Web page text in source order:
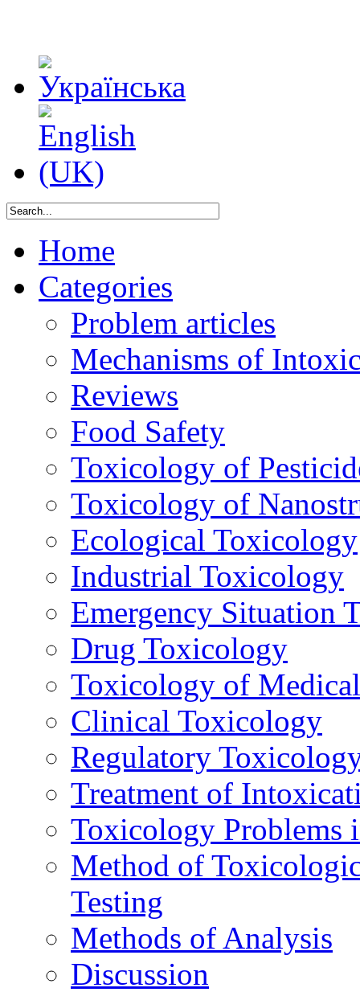
Home
Categories
Problem articles
Mechanisms of
Reviews
Food Safety
Toxicology of
Toxicology of
Ecological Toxicology
Industrial Toxicology
Emergency Situation
Drug Toxicology
Toxicology of
Clinical Toxicology
Regulatory
Treatment of
Toxicology Problems
Method of
Testing
Methods of Analysis
Discussion